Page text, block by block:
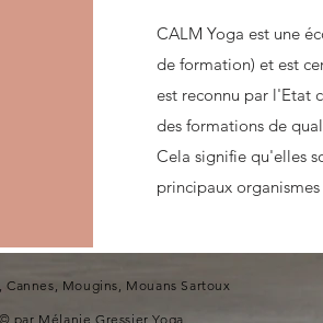
CALM Yoga est une
de formation) et est
est reconnu par l'Etat
des formations de
Cela signifie qu'elles
principaux
Cannes, Mougins, Mouans Sartoux
​© par Mélanie Gressier Yoga